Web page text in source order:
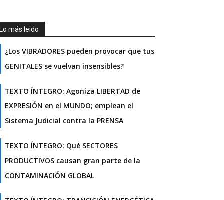
Lo más leido
¿Los VIBRADORES pueden provocar que tus
GENITALES se vuelvan insensibles?
TEXTO ÍNTEGRO: Agoniza LIBERTAD de
EXPRESIÓN en el MUNDO; emplean el
Sistema Judicial contra la PRENSA
TEXTO ÍNTEGRO: Qué SECTORES
PRODUCTIVOS causan gran parte de la
CONTAMINACIÓN GLOBAL